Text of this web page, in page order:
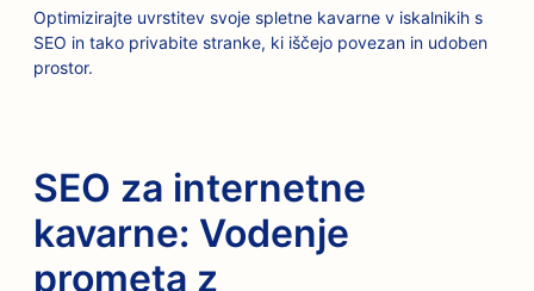
Optimizirajte uvrstitev svoje spletne kavarne v iskalnikih s
SEO in tako privabite stranke, ki iščejo povezan in udoben
prostor.
SEO za internetne
kavarne: Vodenje
prometa z